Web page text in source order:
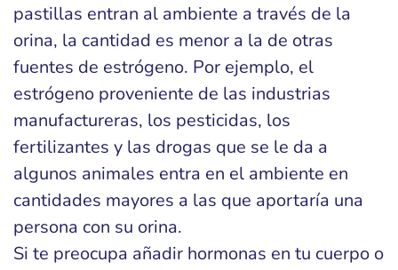
pastillas entran al ambiente a través de la
orina, la cantidad es menor a la de otras
fuentes de estrógeno. Por ejemplo, el
estrógeno proveniente de las industrias
manufactureras, los pesticidas, los
fertilizantes y las drogas que se le da a
algunos animales entra en el ambiente en
cantidades mayores a las que aportaría una
persona con su orina.
Si te preocupa añadir hormonas en tu cuerpo o